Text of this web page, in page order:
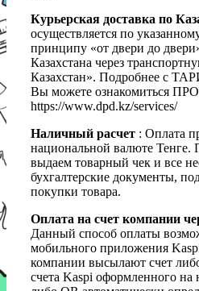
Курьерская доставка по
осуществляется по
принципу «от двери до
Казахстана через
Казахстан». Подробнее с
Вы можете ознакомиться
https://www.dpd.kz/services/
Наличный расчет : Оплата
национальной валюте
выдаем товарный чек и все
бухгалтерские документы,
покупки товара.
Оплата на счет компании
Данный способ оплаты
мобильного приложения
компании высылают счет
счета Kaspi оформленного